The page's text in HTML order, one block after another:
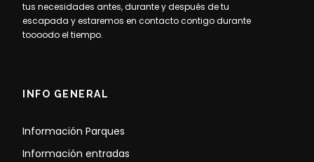
tus necesidades antes, durante y después de tu
escapada y estaremos en contacto contigo durante
toooodo el tiempo.
INFO GENERAL
Información Parques
Información entradas